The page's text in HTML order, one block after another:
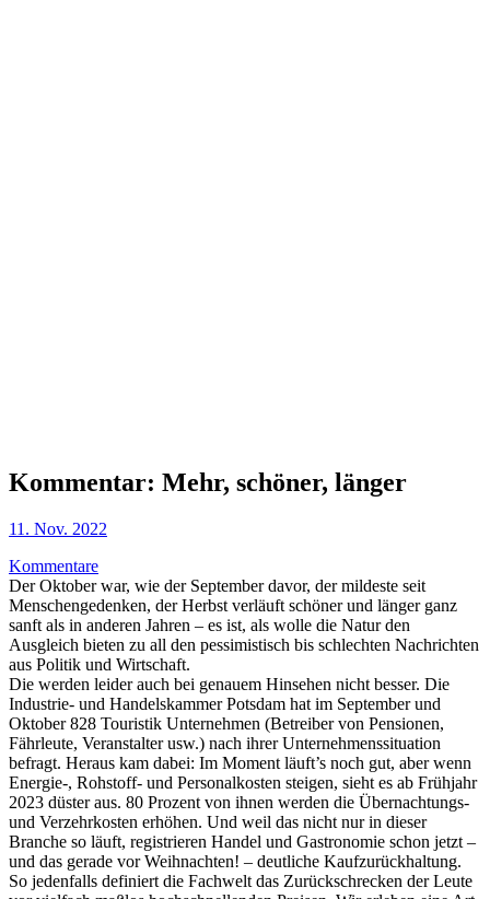
Kommentar: Mehr, schöner, länger
11. Nov. 2022
Kommentare
Der Oktober war, wie der September davor, der mildeste seit
Menschengedenken, der Herbst verläuft schöner und länger ganz
sanft als in anderen Jahren – es ist, als wolle die Natur den
Ausgleich bieten zu all den pessimistisch bis schlechten Nachrichten
aus Politik und Wirtschaft.
Die werden leider auch bei genauem Hinsehen nicht besser. Die
Industrie- und Handelskammer Potsdam hat im September und
Oktober 828 Touristik Unternehmen (Betreiber von Pensionen,
Fährleute, Veranstalter usw.) nach ihrer Unternehmenssituation
befragt. Heraus kam dabei: Im Moment läuft’s noch gut, aber wenn
Energie-, Rohstoff- und Personalkosten steigen, sieht es ab Frühjahr
2023 düster aus. 80 Prozent von ihnen werden die Übernachtungs-
und Verzehrkosten erhöhen. Und weil das nicht nur in dieser
Branche so läuft, registrieren Handel und Gastronomie schon jetzt –
und das gerade vor Weihnachten! – deutliche Kaufzurückhaltung.
So jedenfalls definiert die Fachwelt das Zurückschrecken der Leute